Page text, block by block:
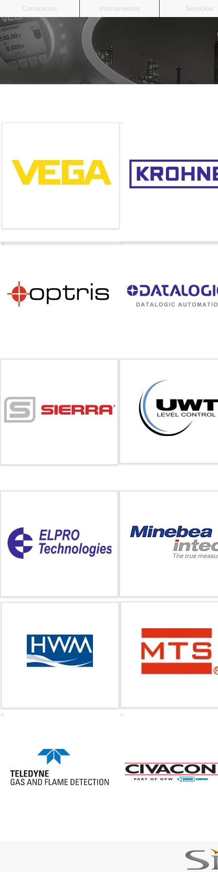
Conocenos Instrumentos Servicios